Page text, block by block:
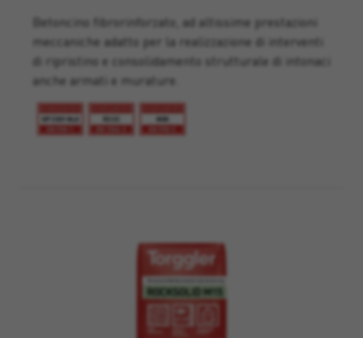
Betoncino fibrorinforzato, ad altissime prestazioni
meccaniche adatto per la realizzazione di interventi
di ripristino e consolidamento strutturale di intonaci
anche armati e murature.